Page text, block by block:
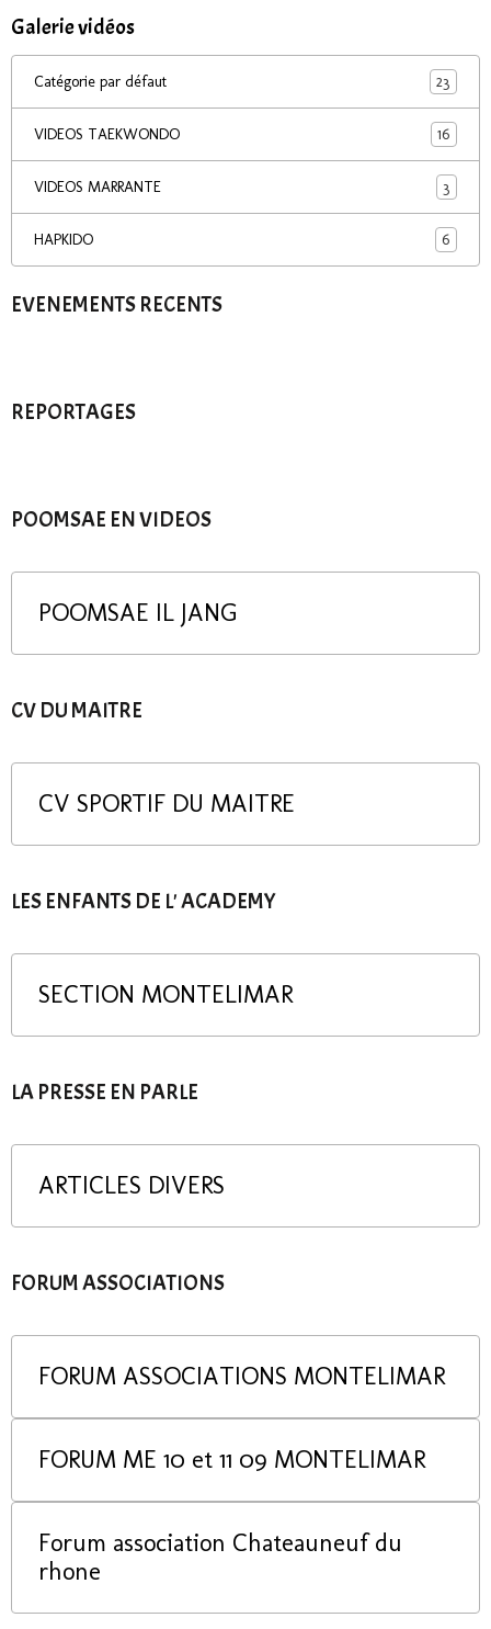
Galerie vidéos
Catégorie par défaut 23
VIDEOS TAEKWONDO 16
VIDEOS MARRANTE 3
HAPKIDO 6
EVENEMENTS RECENTS
REPORTAGES
POOMSAE EN VIDEOS
POOMSAE IL JANG
CV DU MAITRE
CV SPORTIF DU MAITRE
LES ENFANTS DE L' ACADEMY
SECTION MONTELIMAR
LA PRESSE EN PARLE
ARTICLES DIVERS
FORUM ASSOCIATIONS
FORUM ASSOCIATIONS MONTELIMAR
FORUM ME 10 et 11 09 MONTELIMAR
Forum association Chateauneuf du
rhone